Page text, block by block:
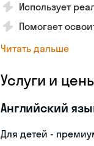
Использует
Помогает
Читать дальше
Услуги и
Английский
Для детей -